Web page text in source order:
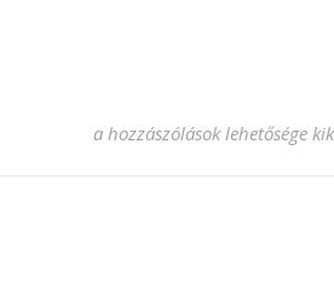
Mindenki csak a telefonját
a hozzászólások lehetősége